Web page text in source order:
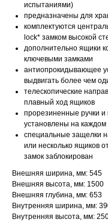
испытаниями)
предназначены для
комплектуются
lock* замком высокой
дополнительно ящики
ключевыми замками
антиопрокидывающее
выдвигать более чем
телескопические
плавный ход ящиков
прорезиненные ручки
установлены на каждом
специальные защелки
или несколько ящиков
замок заблокирован
Внешняя ширина, мм: 545
Внешняя высота, мм: 1500
Внешняя глубина, мм: 653
Внутренняя ширина, мм:
Внутренняя высота, мм: